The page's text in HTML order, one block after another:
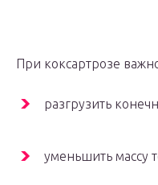
При коксартрозе
разгрузить
уменьшить массу